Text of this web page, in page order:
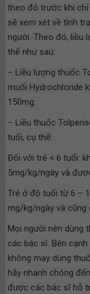
theo đó trước khi
sẽ xem xét về tình
người. Theo đó, liều
thể như sau:
– Liều lượng thuốc
muối Hydrochloride
150mg.
– Liều thuốc
tuổi, cụ thể:
Đối với trẻ < 6 tuổi:
5mg/kg/ngày và
Trẻ ở độ tuổi từ 6 –
mg/kg/ngày và cũng
Mọi người nên dùng
các bác sĩ. Bên
không may dùng
hãy nhanh chóng
được các bác sĩ hỗ